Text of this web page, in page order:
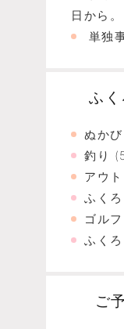
日から。
単独
ふく
ぬか
釣り
アウ
ふく
ゴルフ
ふく
ご